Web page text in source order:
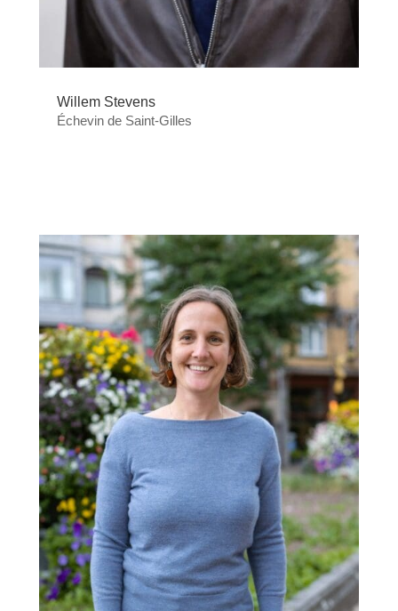
Willem Stevens
Échevin de Saint-Gilles